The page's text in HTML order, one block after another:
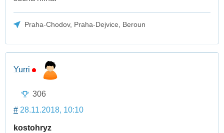
Praha-Chodov, Praha-Dejvice, Beroun
Yurri
306
# 28.11.2018, 10:10
kostohryz